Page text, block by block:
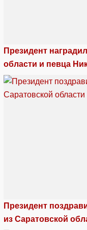
Президент
области и певца
Президент
из Саратовской